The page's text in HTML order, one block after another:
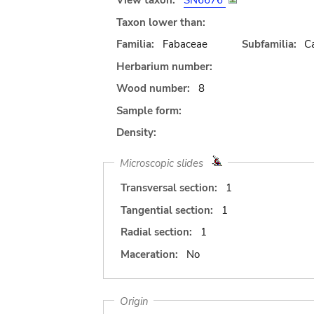
Taxon lower than:
Familia:
Fabaceae Subfamilia:
Herbarium number:
Wood number:
8
Sample form:
Density:
Microscopic slides
Transversal section:
1
Tangential section:
1
Radial section:
1
Maceration:
No
Origin